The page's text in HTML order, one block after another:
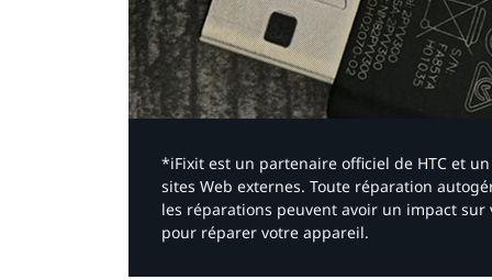
*iFixit est un partenaire officiel de HTC et
sites Web externes. Toute réparation
les réparations peuvent avoir un impact
pour réparer votre appareil.​